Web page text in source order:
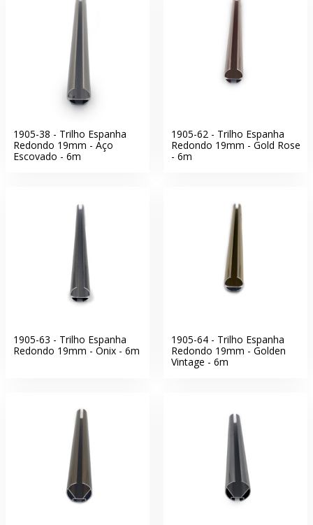
1905-38 - Trilho Espanha
Redondo 19mm - Aço
Escovado - 6m
1905-62 - Trilho Espanha
Redondo 19mm - Gold Rose
- 6m
1905-63 - Trilho Espanha
Redondo 19mm - Onix - 6m
1905-64 - Trilho Espanha
Redondo 19mm - Golden
Vintage - 6m